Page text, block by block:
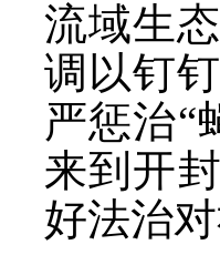
流域生
调以钉
严惩治“
来到开
好法治